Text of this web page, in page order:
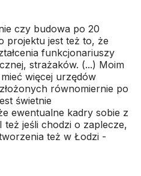
czy budowa po 20
projektu jest też to, że
funkcjonariuszy
strażaków. (...) Moim
więcej urzędów
równomiernie po
świetnie
ewentualne kadry sobie z
też jeśli chodzi o zaplecze,
też w Łodzi -